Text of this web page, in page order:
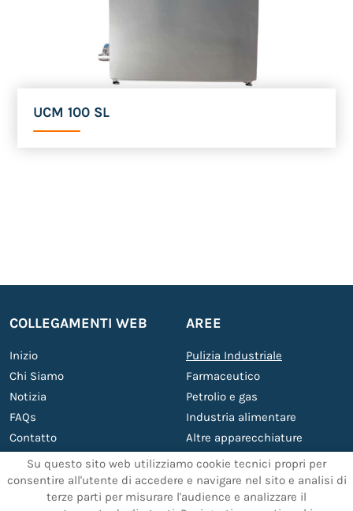
UCM 100 SL
Su questo sito web utilizziamo cookie tecnici propri per
consentire all'utente di accedere e navigare nel sito e analisi di
terze parti per misurare l'audience e analizzare il
COLLEGAMENTI WEB
Inizio
Chi Siamo
Notizia
FAQs
Contatto
AREE
Pulizia Industriale
Farmaceutico
Petrolio e gas
Industria alimentare
Altre apparecchiature
Servizi